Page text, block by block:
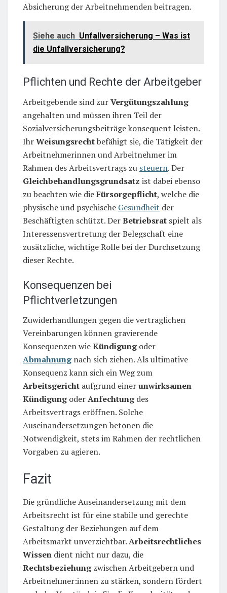
Absicherung der Arbeitnehmenden beitragen.
Siehe auch Unfallversicherung – Was ist
die Unfallversicherung?
Pflichten und Rechte der Arbeitgeber
Arbeitgebende sind zurVergütungszahlung
angehalten und müssen ihren Teil der
Sozialversicherungsbeiträge konsequent leisten.
IhrWeisungsrechtbefähigt sie, die Tätigkeit der
Arbeitnehmerinnen und Arbeitnehmer im
Rahmen des Arbeitsvertrags zu steuern. Der
Gleichbehandlungsgrundsatz ist dabei ebenso
zu beachten wie dieFürsorgepflicht, welche die
physische und psychische Gesundheit der
Beschäftigten schützt. DerBetriebsrat spielt als
Interessensvertretung der Belegschaft eine
zusätzliche, wichtige Rolle bei der Durchsetzung
dieser Rechte.
Konsequenzen bei
Pflichtverletzungen
Zuwiderhandlungen gegen die vertraglichen
Vereinbarungen können gravierende
Konsequenzen wieKündigungoder
Abmahnungnach sich ziehen. Als ultimative
Konsequenz kann sich ein Weg zum
Arbeitsgericht aufgrund einerunwirksamen
KündigungoderAnfechtungdes
Arbeitsvertrags eröffnen. Solche
Auseinandersetzungen betonen die
Notwendigkeit, stets im Rahmen der rechtlichen
Vorgaben zu agieren.
Fazit
Die gründliche Auseinandersetzung mit dem
Arbeitsrecht ist für eine stabile und gerechte
Gestaltung der Beziehungen auf dem
Arbeitsmarkt unverzichtbar.Arbeitsrechtliches
Wissen dient nicht nur dazu, die
Rechtsbeziehungzwischen Arbeitgebern und
Arbeitnehmer:innen zu stärken, sondern fördert